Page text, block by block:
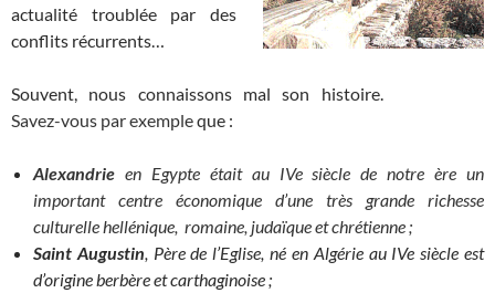
actualité troublée par des
conflits récurrents…
Souvent, nous connaissons mal son histoire.
Savez-vous par exempleque :
Alexandrie en Egypte était au IVe siècle de notre ère un
important centre économique d’une très grande richesse
culturelle hellénique, romaine, judaïque et chrétienne ;
Saint Augustin, Père de l’Eglise, né en Algérie au IVe siècle est
d’origine berbère et carthaginoise ;